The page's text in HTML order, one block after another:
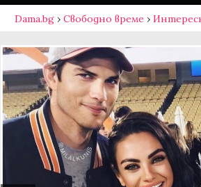
Dama.bg › Свободно време ›